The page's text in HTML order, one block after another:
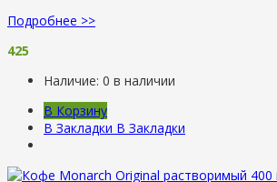
Подробнее >>
425
Наличие: 0 в наличии
В Корзину
В Закладки В Закладки